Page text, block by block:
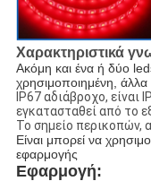
Χαρακτηριστικά
Ακόμη και ένα ή δύο
χρησιμοποιημένη, άλλα
IP67 αδιάβροχο, είναι
εγκατασταθεί από το
Το σημείο περικοπών,
Είναι μπορεί να
εφαρμογής
Εφαρμογή: